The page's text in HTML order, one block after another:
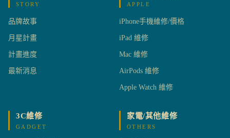
STORY
品牌故事
月星計畫
計畫進度
最新消息
APPLE
iPhone手機維修/價格
iPad 維修
Mac 維修
AirPods 維修
Apple Watch 維修
3C維修
GADGET
家電/其他維修
OTHERS